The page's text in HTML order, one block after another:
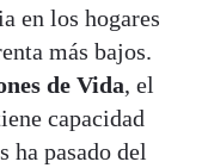
en los hogares
más bajos.
de Vida, el
capacidad
ha pasado del